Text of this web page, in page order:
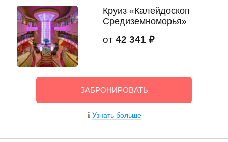
Круиз «Калейдоскоп
Средиземноморья»
от 42 341 ₽
ЗАБРОНИРОВАТЬ
Узнать больше